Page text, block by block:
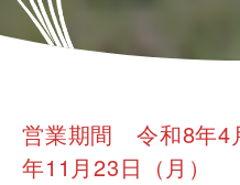
営業期間 令和8年4
年11月23日（月）